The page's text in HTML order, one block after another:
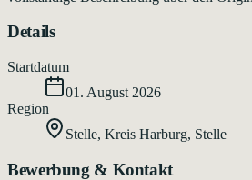
Details
Startdatum
01. August 2026
Region
Stelle, Kreis Harburg, Stelle
Bewerbung & Kontakt